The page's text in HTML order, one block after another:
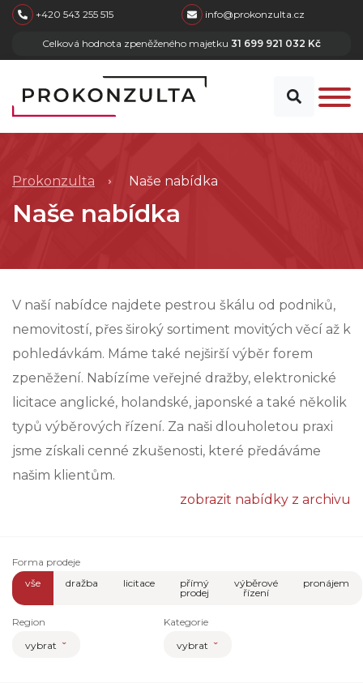
skip to main content
+420 543 255 515 info@prokonzulta.cz
Celková hodnota zpeněženého majetku 31 699 921 032 Kč
Prokonzulta Naše nabídka
Naše nabídka
V naší nabídce najdete pestrou škálu od podniků,
nemovitostí, přes široký sortiment movitých věcí až k
pohledávkám. Máme také nejširší výběr forem
zpeněžení. Nabízíme veřejné dražby, elektronické
licitace anglické, holandské, japonské a také několik
typů výběrových řízení. Za naši dlouholetou praxi
jsme získali cenné zkušenosti, které předáváme
našim klientům.
zobrazit nabídky z archivu
Forma prodeje
vše
dražba licitace
přímý
prodej
výběrové
řízení
pronájem
Region
vybrat
Kategorie
vybrat